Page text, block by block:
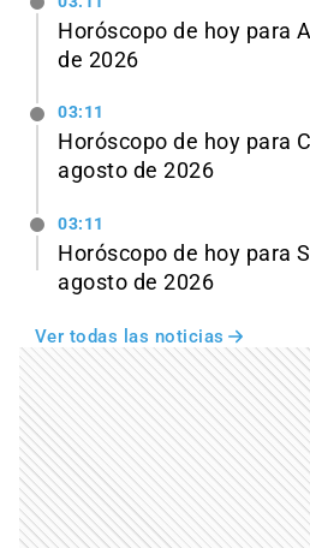
Horóscopo de hoy para
de 2026
03:11
Horóscopo de hoy para
agosto de 2026
03:11
Horóscopo de hoy para
agosto de 2026
Ver todas las noticias